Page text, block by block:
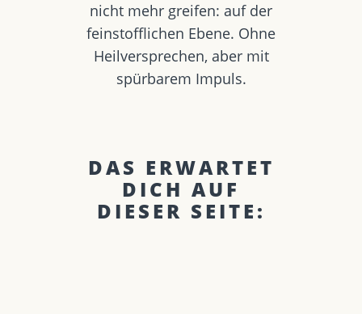
nicht mehr greifen: auf der
feinstofflichen Ebene. Ohne
Heilversprechen, aber mit
spürbarem Impuls.
DAS ERWARTET
DICH AUF
DIESER SEITE: